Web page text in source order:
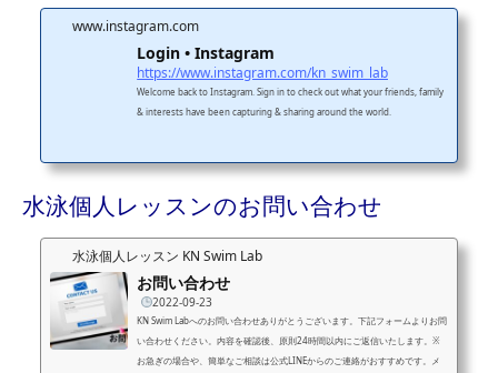
www.instagram.com
Login • Instagram
https://www.instagram.com/kn_swim_lab
Welcome back to Instagram. Sign in to check out what your friends, family
& interests have been capturing & sharing around the world.
水泳個人レッスンのお問い合わせ
水泳個人レッスン KN Swim Lab
お問い合わせ
2022-09-23
KN Swim Labへのお問い合わせありがとうございます。下記フォームよりお問
い合わせください。内容を確認後、原則24時間以内にご返信いたします。※
お急ぎの場合や、簡単なご相談は公式LINEからのご連絡がおすすめです。メ